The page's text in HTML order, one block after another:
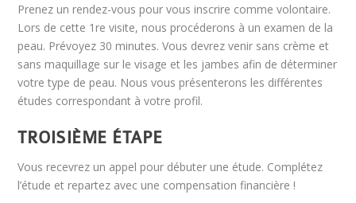
Prenez un rendez-vous pour vous inscrire comme volontaire.
Lors de cette 1re visite, nous procéderons à un examen de la
peau. Prévoyez 30 minutes. Vous devrez venir sans crème et
sans maquillage sur le visage et les jambes afin de déterminer
votre type de peau. Nous vous présenterons les différentes
études correspondant à votre profil.
TROISIÈME ÉTAPE
Vous recevrez un appel pour débuter une étude. Complétez
l’étude et repartez avec une compensation financière !